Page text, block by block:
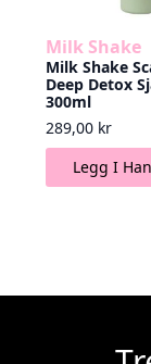
Milk Shake
Milk Shake
Deep Detox
300ml
289,00 kr
Legg I